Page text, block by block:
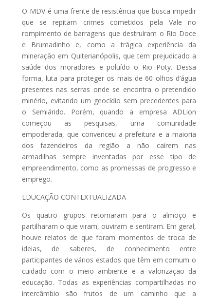
O MDV é uma frente de resistência que busca impedir
que se repitam crimes cometidos pela Vale no
rompimento de barragens que destruíram o Rio Doce
e Brumadinho e, como a trágica experiência da
mineração em Quiterianópolis, que tem prejudicado a
saúde dos moradores e poluído o Rio Poty. Dessa
forma, luta para proteger os mais de 60 olhos d’água
presentes nas serras onde se encontra o pretendido
minério, evitando um geocídio sem precedentes para
o Semiárido. Porém, quando a empresa ADLion
começou as pesquisas, uma comunidade
empoderada, que convenceu a prefeitura e a maioria
dos fazendeiros da região a não caírem nas
armadilhas sempre inventadas por esse tipo de
empreendimento, como as promessas de progresso e
emprego.
EDUCAÇÃO CONTEXTUALIZADA
Os quatro grupos retornaram para o almoço e
partilharam o que viram, ouviram e sentiram. Em geral,
houve relatos de que foram momentos de troca de
ideias, de saberes, de conhecimento entre
participantes de vários estados que têm em comum o
cuidado com o meio ambiente e a valorização da
educação. Todas as experiências compartilhadas no
intercâmbio são frutos de um caminho que a